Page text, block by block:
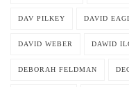
DAV PILKEY DAVID
DAVID WEBER DAWID
DEBORAH FELDMAN